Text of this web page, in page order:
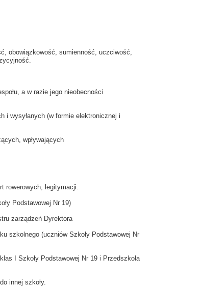
obowiązkowość, sumienność, uczciwość,
a w razie jego nieobecności
i wysyłanych (w formie elektronicznej i
wpływających
rowerowych, legitymacji.
Podstawowej Nr 19)
zarządzeń Dyrektora
szkolnego (uczniów Szkoły Podstawowej Nr
I Szkoły Podstawowej Nr 19 i Przedszkola
innej szkoły.